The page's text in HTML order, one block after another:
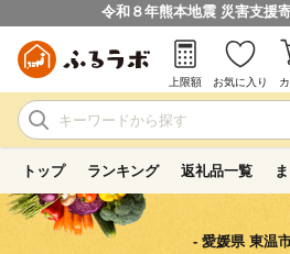
令和８年熊本地震 災害支援
上限額 お気に入り
トップ ランキング 返礼品一覧
- 愛媛県 東温